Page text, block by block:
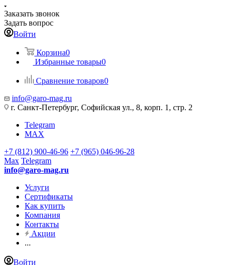
Заказать звонок
Задать вопрос
Войти
Корзина0
Избранные товары0
Сравнение товаров0
info@garo-mag.ru
г. Санкт-Петербург, Софийская ул., 8, корп. 1, стр. 2
Telegram
MAX
+7 (812) 900-46-96 +7 (965) 046-96-28
Max Telegram
info@garo-mag.ru
Услуги
Сертификаты
Как купить
Компания
Контакты
Акции
...
Войти